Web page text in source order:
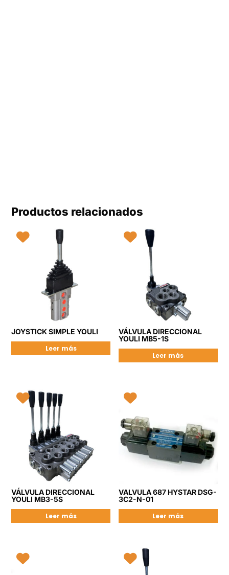
Productos relacionados
JOYSTICK SIMPLE YOULI
Leer más
VÁLVULA DIRECCIONAL
YOULI MB5-1S
Leer más
VÁLVULA DIRECCIONAL
YOULI MB3-5S
Leer más
VALVULA 687 HYSTAR DSG-
3C2-N-01
Leer más